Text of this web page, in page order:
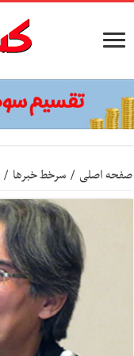
صفحه اصلی / سرخط خبرها /